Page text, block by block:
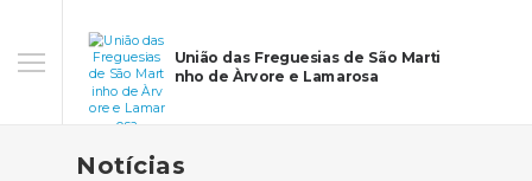
União das Freguesias de São Marti
nho de Àrvore e Lamarosa
Notícias